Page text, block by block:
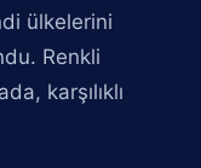
ülkelerini
Renkli
karşılıklı